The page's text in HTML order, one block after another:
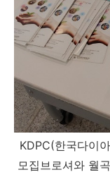
KDPC(한국다이
모집브로셔와 월